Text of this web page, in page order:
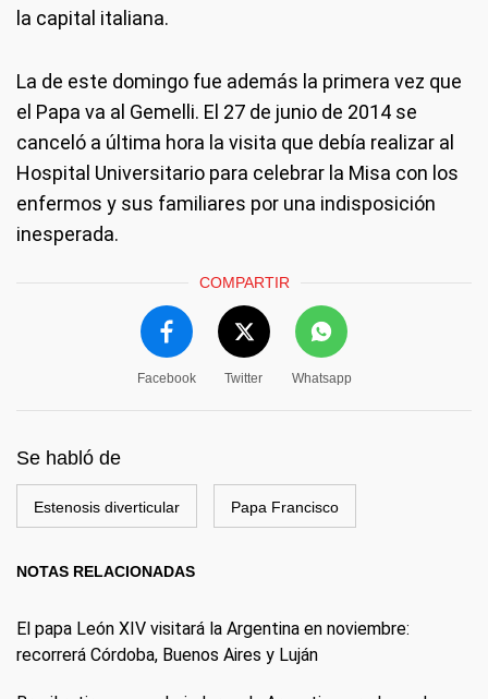
la capital italiana.
La de este domingo fue además la primera vez que
el Papa va al Gemelli. El 27 de junio de 2014 se
canceló a última hora la visita que debía realizar al
Hospital Universitario para celebrar la Misa con los
enfermos y sus familiares por una indisposición
inesperada.
COMPARTIR
Facebook Twitter Whatsapp
Se habló de
Estenosis diverticular Papa Francisco
NOTAS RELACIONADAS
El papa León XIV visitará la Argentina en noviembre:
recorrerá Córdoba, Buenos Aires y Luján